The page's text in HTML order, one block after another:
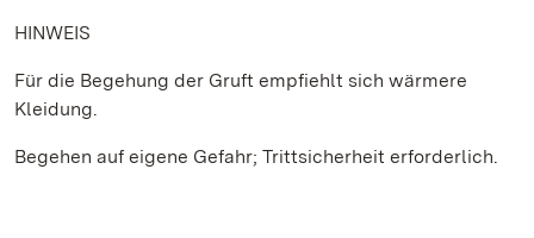
HINWEIS
Für die Begehung der Gruft empfiehlt sich wärmere
Kleidung.
Begehen auf eigene Gefahr; Trittsicherheit erforderlich.